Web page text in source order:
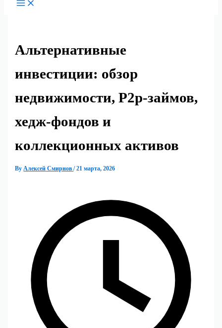
Альтернативные
инвестиции: обзор
недвижимости, P2p‑займов,
хедж‑фондов и
коллекционных активов
ByАлексей Смирнов/21 марта, 2026